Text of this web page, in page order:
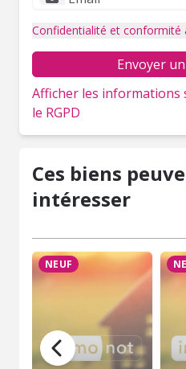
Confidentialité et conformité
Envoyer
Afficher les informations
le RGPD
Ces biens
intéresser
NEUF